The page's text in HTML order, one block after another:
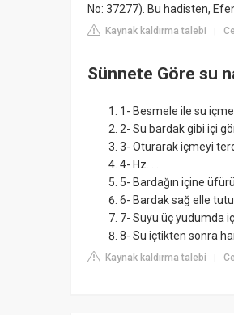
No: 37277). Bu hadisten,
Kaynak kaldırma talebi |
Sünnete Göre su
1- Besmele ile su
2- Su bardak gibi içi
3- Oturarak içmeyi
4- Hz. ...
5- Bardağın içine
6- Bardak sağ elle
7- Suyu üç yudumda
8- Su içtikten sonra
Kaynak kaldırma talebi |